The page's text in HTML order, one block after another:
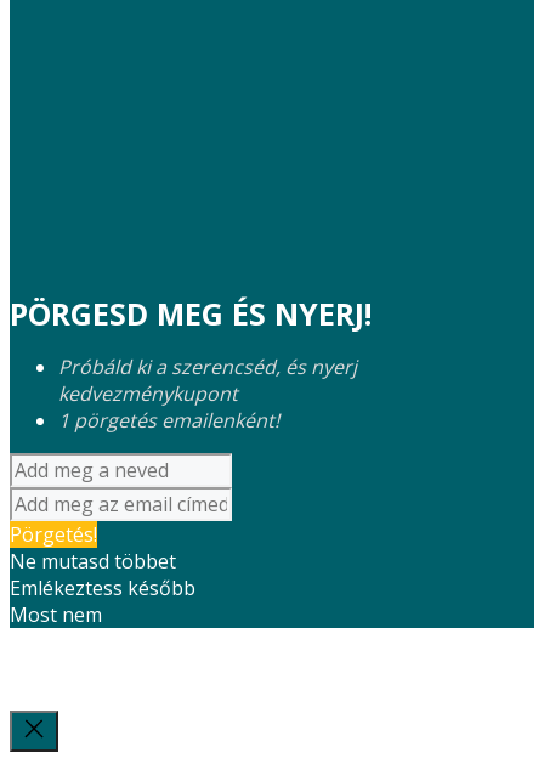
PÖRGESD MEG ÉS NYERJ!
Próbáld ki a szerencséd, és nyerj
kedvezménykupont
1 pörgetés emailenként!
Pörgetés!
Ne mutasd többet
Emlékeztess később
Most nem